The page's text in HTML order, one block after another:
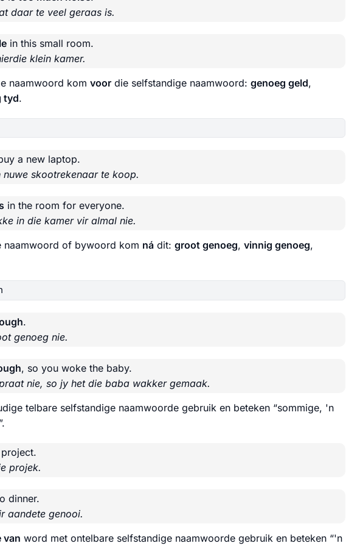
daar te veel geraas is.
in this small room.
klein kamer.
naamwoord kom voor die selfstandige naamwoord: genoeg geld,
tyd.
a new laptop.
skootrekenaar te koop.
in the room for everyone.
in die kamer vir almal nie.
naamwoord of bywoord kom ná dit: groot genoeg, vinnig genoeg,
.
genoeg nie.
, so you woke the baby.
nie, so jy het die baba wakker gemaak.
telbare selfstandige naamwoorde gebruik en beteken “sommige, 'n
projek.
dinner.
aandete genooi.
van word met ontelbare selfstandige naamwoorde gebruik en beteken “'n